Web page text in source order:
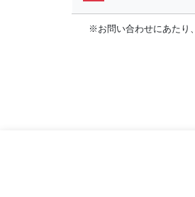
※お問い合わせにあたり、